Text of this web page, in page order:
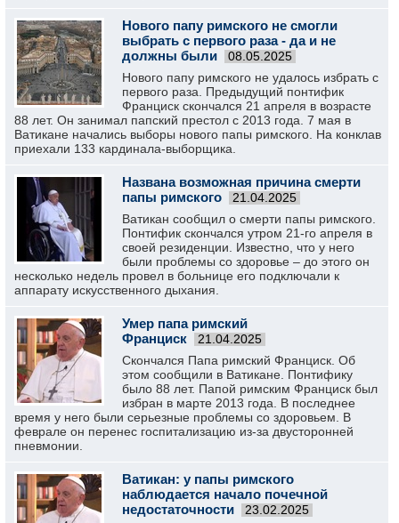
Нового папу римского не смогли
выбрать с первого раза - да и не
должны были
08.05.2025
Нового папу римского не удалось избрать с
первого раза. Предыдущий понтифик
Франциск скончался 21 апреля в возрасте
88 лет. Он занимал папский престол с 2013 года. 7 мая в
Ватикане начались выборы нового папы римского. На конклав
приехали 133 кардинала-выборщика.
Названа возможная причина смерти
папы римского
21.04.2025
Ватикан сообщил о смерти папы римского.
Понтифик скончался утром 21-го апреля в
своей резиденции. Известно, что у него
были проблемы со здоровье – до этого он
несколько недель провел в больнице его подключали к
аппарату искусственного дыхания.
Умер папа римский
Франциск
21.04.2025
Скончался Папа римский Франциск. Об
этом сообщили в Ватикане. Понтифику
было 88 лет. Папой римским Франциск был
избран в марте 2013 года. В последнее
время у него были серьезные проблемы со здоровьем. В
феврале он перенес госпитализацию из-за двусторонней
пневмонии.
Ватикан: у папы римского
наблюдается начало почечной
недостаточности
23.02.2025